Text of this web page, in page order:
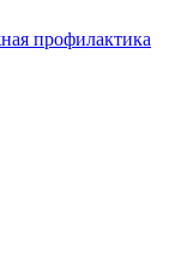
профилактика